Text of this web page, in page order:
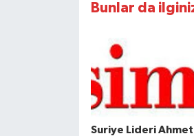
Bunlar da
Suriye Lideri Ahmet